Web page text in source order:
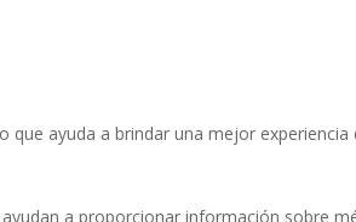
ayuda a brindar una mejor experiencia
a proporcionar información sobre